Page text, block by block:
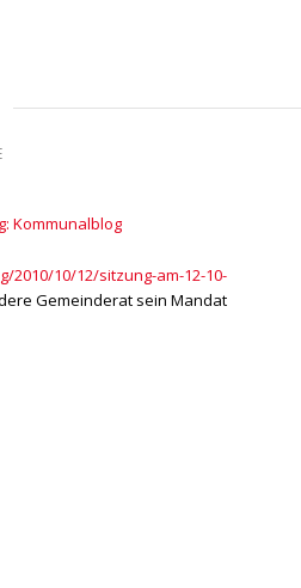
Kommunalblog
10/12/sitzung-am-12-10-
Gemeinderat sein Mandat